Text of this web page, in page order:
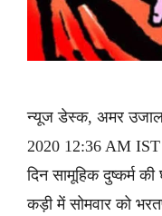
न्यूज डेस्क, अमर
2020 12:36 AM
दिन सामूहिक दुष्कर्म
कड़ी में सोमवार को